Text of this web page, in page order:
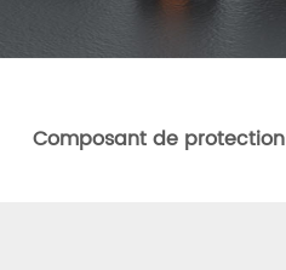
Composant de protection